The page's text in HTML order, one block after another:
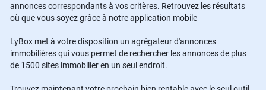
annonces correspondants à vos critères. Retrouvez les résultats
où que vous soyez grâce à notre application mobile
LyBox met à votre disposition un agrégateur d'annonces
immobilières qui vous permet de rechercher les annonces de plus
de 1500 sites immobilier en un seul endroit.